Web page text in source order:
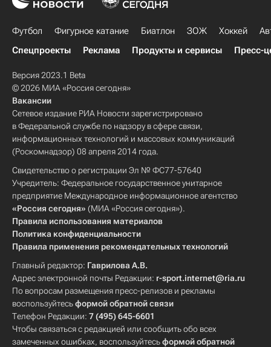
Футбол Фигурное катание Биатлон ЗОЖ Хоккей
Спецпроекты
Реклама Продукты и сервисы Пресс-
Версия 2023.1 Beta
© 2026 МИА «Россия сегодня»
Вакансии
Сетевое издание РИА Новости зарегистрировано
в Федеральной службе по надзору в сфере связи,
информационных технологий и массовых коммуникаций
(Роскомнадзор) 08 апреля 2014 года.
Свидетельство о регистрации Эл № ФС77-57640
Учредитель: Федеральное государственное унитарное
предприятие Международное информационное агентство
«Россия сегодня» (МИА «Россия сегодня»).
Правила использования материалов
Политика конфиденциальности
Правила применения рекомендательных технологий
Главный редактор: Гаврилова А.В.
Адрес электронной почты Редакции: r-sport.internet@ria.ru
По вопросам размещения пресс-релизов и рекламы
воспользуйтесьформой обратной связи
Телефон Редакции: 7 (495) 645-6601
Чтобы связаться с редакцией или сообщить обо всех
замеченных ошибках, воспользуйтесьформой обратной